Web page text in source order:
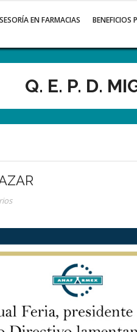
EN FARMACIAS BENEFICIOS
Q. E. P. D.